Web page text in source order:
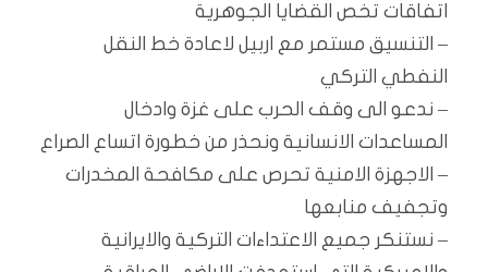
اتفاقات تخص القضايا الجوهرية
– التنسيق مستمر مع اربيل لاعادة خط النقل
النفطي التركي
– ندعو الى وقف الحرب على غزة وادخال
المساعدات الانسانية ونحذر من خطورة اتساع الصراع
– الاجهزة الامنية تحرص على مكافحة المخدرات
وتجفيف منابعها
– نستنكر جميع الاعتداءات التركية والايرانية